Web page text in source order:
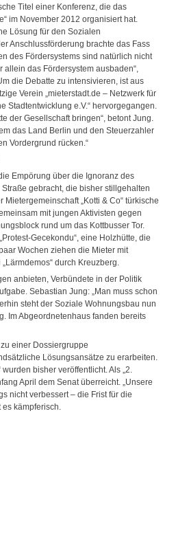
Titel einer Konferenz, die das
im November 2012 organisiert hat.
Lösung für den Sozialen
Anschlussförderung brachte das Fass
des Fördersystems sind natürlich nicht
allein das Fördersystem ausbaden“,
die Debatte zu intensivieren, ist aus
Verein „mieterstadt.de – Netzwerk für
Stadtentwicklung e.V.“ hervorgegangen.
der Gesellschaft bringen“, betont Jung.
das Land Berlin und den Steuerzahler
Vordergrund rücken.“
Empörung über die Ignoranz des
gebracht, die bisher stillgehalten
„Kotti & Co“ türkische
mit jungen Aktivisten gegen
rund um das Kottbusser Tor.
Gecekondu“, eine Holzhütte, die
Wochen ziehen die Mieter mit
durch Kreuzberg.
anbieten, Verbündete in der Politik
Sebastian Jung: „Man muss schon
steht der Soziale Wohnungsbau nun
Im Abgeordnetenhaus fanden bereits
einer Dossiergruppe
Lösungsansätze zu erarbeiten.
bisher veröffentlicht. Als „2.
April dem Senat überreicht. „Unsere
nicht verbessert – die Frist für die
es kämpferisch.